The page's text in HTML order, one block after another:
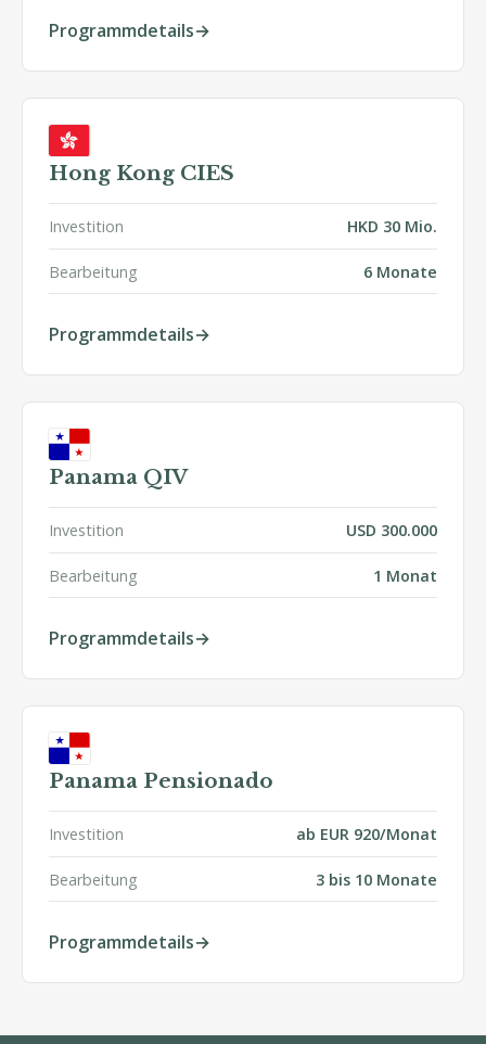
Programmdetails
Hong Kong CIES
Investition HKD 30 Mio.
Bearbeitung 6 Monate
Programmdetails
Panama QIV
Investition USD 300.000
Bearbeitung 1 Monat
Programmdetails
Panama Pensionado
Investition ab EUR 920/Monat
Bearbeitung 3 bis 10 Monate
Programmdetails